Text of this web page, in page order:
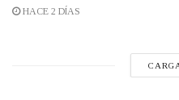
HACE 2 DÍAS